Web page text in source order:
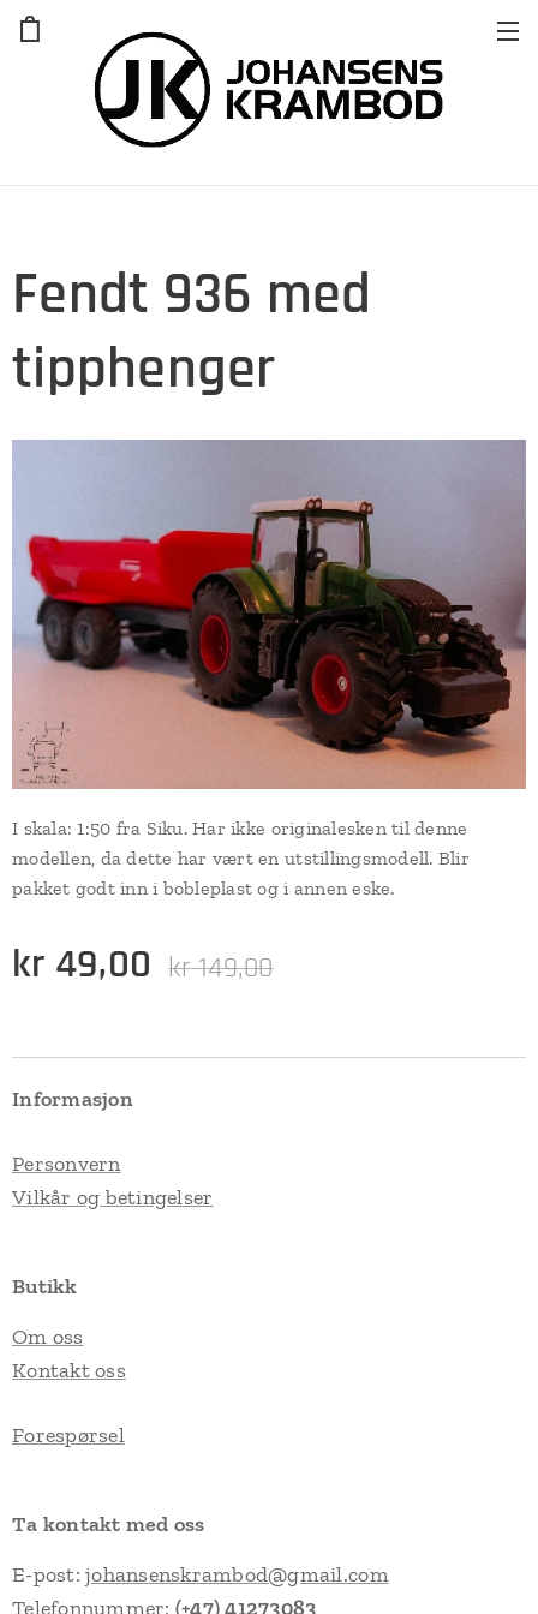
Fendt 936 med
tipphenger
I skala: 1:50 fra Siku. Har ikke originalesken til denne
modellen, da dette har vært en utstillingsmodell. Blir
pakket godt inn i bobleplast og i annen eske.
kr 49,00 kr149,00
Informasjon
Personvern
Vilkår og betingelser
Butikk
Om oss
Kontakt oss
Forespørsel
Ta kontakt med oss
E-post:johansenskrambod@gmail.com
Telefonnummer: (+47) 41273083